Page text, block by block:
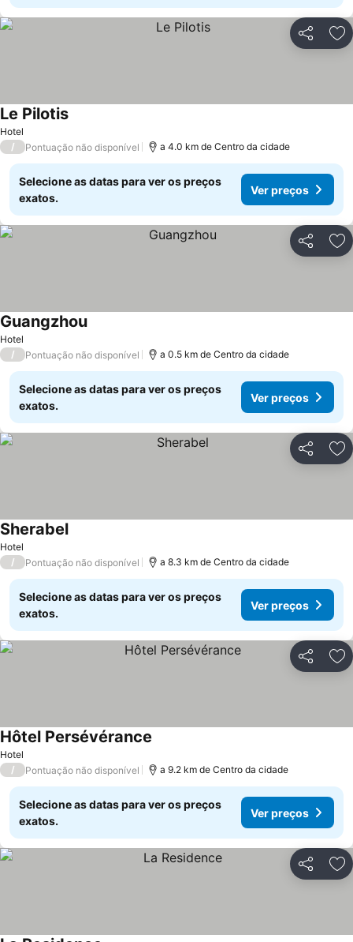
Partilhar
Hotel
Le Pilotis
/ Pontuação não disponível a 4.0 km de Centro da cidade
Selecione as datas para ver os preços
exatos.
Ver preços
Partilhar
Hotel
Guangzhou
/ Pontuação não disponível a 0.5 km de Centro da cidade
Selecione as datas para ver os preços
exatos.
Ver preços
Partilhar
Hotel
Sherabel
/ Pontuação não disponível a 8.3 km de Centro da cidade
Selecione as datas para ver os preços
exatos.
Ver preços
Partilhar
Hotel
Hôtel Persévérance
/ Pontuação não disponível a 9.2 km de Centro da cidade
Selecione as datas para ver os preços
exatos.
Ver preços
Partilhar